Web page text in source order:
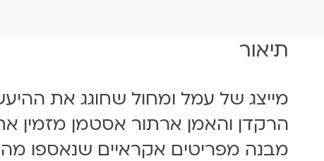
ש
ל
א
ת
ר
תיאור
מייצג של עמל ומחול שחוגג את
הרקדן והאמן ארתור אסטמן מזמין
מבנה מפריטים אקראיים שנאספו